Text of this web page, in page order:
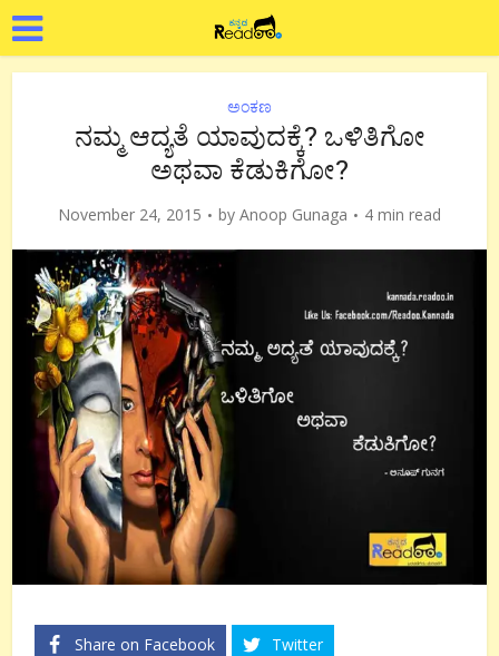
ಅಂಕಣ
ನಮ್ಮ ಆದ್ಯತೆ ಯಾವುದಕ್ಕೆ? ಒಳಿತಿಗೋ
ಅಥವಾ ಕೆಡುಕಿಗೋ?
November 24, 2015 by Anoop Gunaga 4 min read
Share on Facebook Twitter